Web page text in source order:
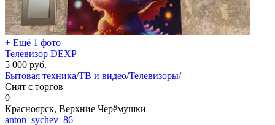
+ Ещё 1 фото
Телевизор DEXP
5 000 руб.
Бытовая техника/ТВ и видео/Телевизоры/
Снят с торгов
0
Красноярск, Верхние Черёмушки
anton_sychev_86